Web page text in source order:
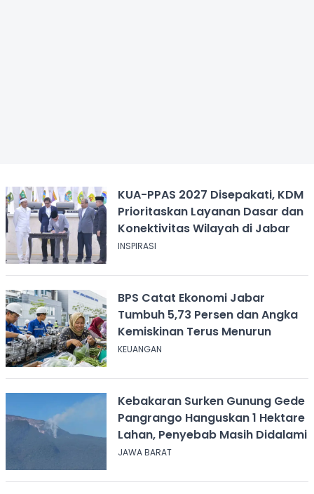
KUA-PPAS 2027 Disepakati, KDM
Prioritaskan Layanan Dasar dan
Konektivitas Wilayah di Jabar
INSPIRASI
BPS Catat Ekonomi Jabar
Tumbuh 5,73 Persen dan Angka
Kemiskinan Terus Menurun
KEUANGAN
Kebakaran Surken Gunung Gede
Pangrango Hanguskan 1 Hektare
Lahan, Penyebab Masih Didalami
JAWA BARAT